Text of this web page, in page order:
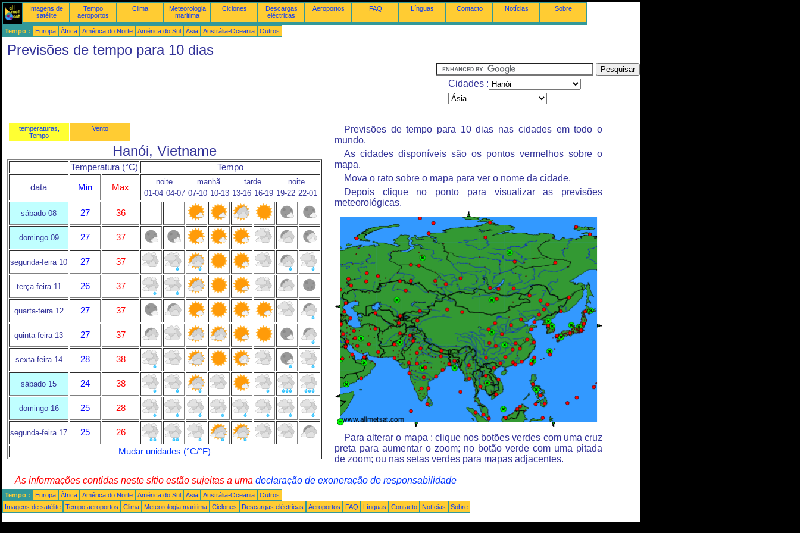
Imagens de
satélite
Tempo
aeroportos
Clima
Meteorologia
maritima
Ciclones
Descargas
eléctricas
Aeroportos FAQ Línguas Contacto Notícias Sobre
Tempo : Europa África América do Norte América do Sul Ásia Austrália-Oceania Outros
Previsões de tempo para 10 dias
Cidades :
temperaturas,
Tempo
Vento
Hanói, Vietname
Temperatura (°C) Tempo
data Min Max
noite manhã tarde
noite
01-04 04-07 07-10 10-13 13-16 16-19 19-22 22-01
sábado 08 27 36
domingo 09 27 37
segunda-feira 10 27 37
terça-feira 11 26 37
quarta-feira 12 27 37
quinta-feira 13 27 37
sexta-feira 14 28 38
sábado 15 24 38
domingo 16 25 28
segunda-feira 17 25
26
Mudar unidades (°C/°F)
Previsões de tempo para 10 dias nas cidades em todo o
mundo.
As cidades disponíveis são os pontos vermelhos sobre o
mapa.
Mova o rato sobre o mapa para ver o nome da cidade.
Depois clique no ponto para visualizar as previsões
meteorológicas.
Para alterar o mapa : clique nos botões verdes com uma cruz
preta para aumentar o zoom; no botão verde com uma pitada
de zoom; ou nas setas verdes para mapas adjacentes.
As informações contidas neste sítio estão sujeitas a uma declaração de exoneração de responsabilidade
Tempo : Europa África América do Norte América do Sul Ásia Austrália-Oceania
Outros
Imagens de satélite
Tempo aeroportos Clima Meteorologia maritima Ciclones Descargas eléctricas Aeroportos FAQ Línguas Contacto Notícias Sobre